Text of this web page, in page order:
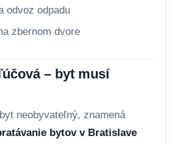
odvoz odpadu
zbernom dvore
– byt musí
neobyvateľný, znamená
bytov v Bratislave